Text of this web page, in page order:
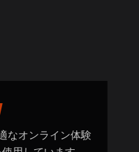
なオンライン体験